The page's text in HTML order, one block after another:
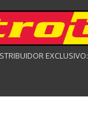
EXCLUSIVO: